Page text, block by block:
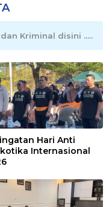
Kriminal disini .....
Hari Anti
Internasional